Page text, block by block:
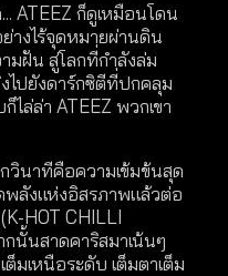
ATEEZ ก็ดูเหมือนโดน
างไร้จุดหมายผ่านดิน
มฝัน สู่โลกที่กำลังล่ม
ไปยังดาร์กซิตีที่ปกคลุม
ล่ล่า ATEEZ พวกเขา
นาทีคือความเข้มข้นสุด
พลังแห่งอิสรภาพแล้วต่อ
HOT CHILLI
กนั้นสาดคาริสมาเน้นๆ
มเหนือระดับ เต็มตาเต็ม